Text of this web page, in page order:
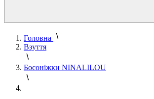
Головна
Взуття
Босоніжки NINALILOU